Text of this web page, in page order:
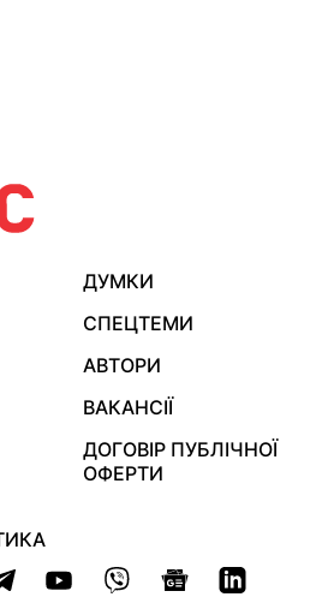
ДУМКИ
СПЕЦТЕМИ
АВТОРИ
ВАКАНСІЇ
ДОГОВІР ПУБЛІЧНОЇ
ОФЕРТИ